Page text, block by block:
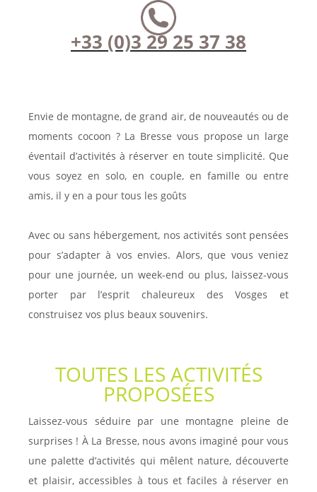
+33 (0)3 29 25 37 38
Envie de montagne, de grand air, de nouveautés ou de
moments cocoon ? La Bresse vous propose un large
éventail d’activités à réserver en toute simplicité. Que
vous soyez en solo, en couple, en famille ou entre
amis, il y en a pour tous les goûts
Avec ou sans hébergement, nos activités sont pensées
pour s’adapter à vos envies. Alors, que vous veniez
pour une journée, un week-end ou plus, laissez-vous
porter par l’esprit chaleureux des Vosges et
construisez vos plus beaux souvenirs.
TOUTES LES ACTIVITÉS
PROPOSÉES
Laissez-vous séduire par une montagne pleine de
surprises ! À La Bresse, nous avons imaginé pour vous
une palette d’activités qui mêlent nature, découverte
et plaisir, accessibles à tous et faciles à réserver en